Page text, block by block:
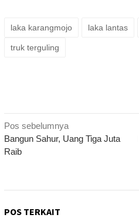
laka karangmojo laka lantas
truk terguling
Navigasi
pos
Pos sebelumnya
Bangun Sahur, Uang Tiga Juta
Raib
POS TERKAIT